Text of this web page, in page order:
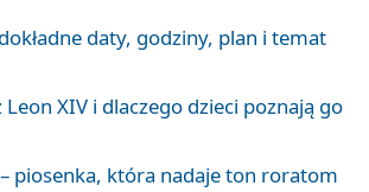
daty, godziny, plan i temat
XIV i dlaczego dzieci poznają go
– piosenka, która nadaje ton roratom